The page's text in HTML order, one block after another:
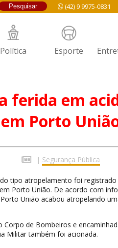
(42) 9 9975-0831
Política Esporte
ferida em
Porto
| Segurança Pública
tipo atropelamento foi
Porto União. De acordo com
União acabou atropelando
Corpo de Bombeiros e
Militar também foi acionada.